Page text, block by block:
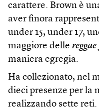
carattere. Brown è
aver finora
under 15, under 17,
maggiore delle
maniera egregia.
Ha collezionato, nel
dieci presenze per la
realizzando sette